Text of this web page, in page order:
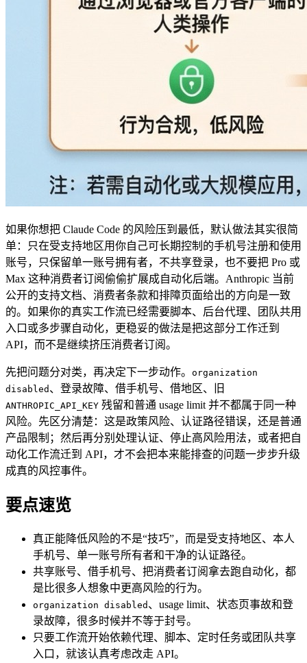
如果你想把 Claude Code 的风险压到最低，默认做法其实很简
单：只在受支持地区用你自己可长期控制的手机号注册和使用
账号，只保留单一账号拥有者，不共享登录，也不要把 Pro 或
Max 这种消费者订阅偷偷扩展成自动化后端。Anthropic 当前
公开的支持文档、消费者条款和排障页面给出的方向是一致
的。如果你的真实工作流已经需要脚本、后台代理、团队共用
入口或多步骤自动化，更稳妥的做法是把这部分工作迁到
API，而不是继续挤压消费者订阅。
先把问题分对类，再决定下一步动作。 organization
disabled 、登录故障、借手机号、借地区、旧
ANTHROPIC_API_KEY 残留和普通 usage limit 并不都属于同一种
风险。先区分清楚：这是政策风险、认证路径错误，还是普通
产品限制；然后再分别处理认证、停止高风险用法，或者把自
动化工作流迁到 API，才不会把本来能排查的问题一步步升级
成真的风控事件。
要点速览
真正能降低风险的不是“技巧”，而是受支持地区、本人
手机号、单一账号所有者和干净的认证路径。
共享账号、借手机号、把消费者订阅拿去跑自动化，都
是比很多人想象中更高风险的行为。
organization disabled 、usage limit、状态页事故和登
录故障，很多时候并不等于封号。
只要工作流开始依赖代理、脚本、定时任务或团队共享
入口，就该认真考虑改走 API。